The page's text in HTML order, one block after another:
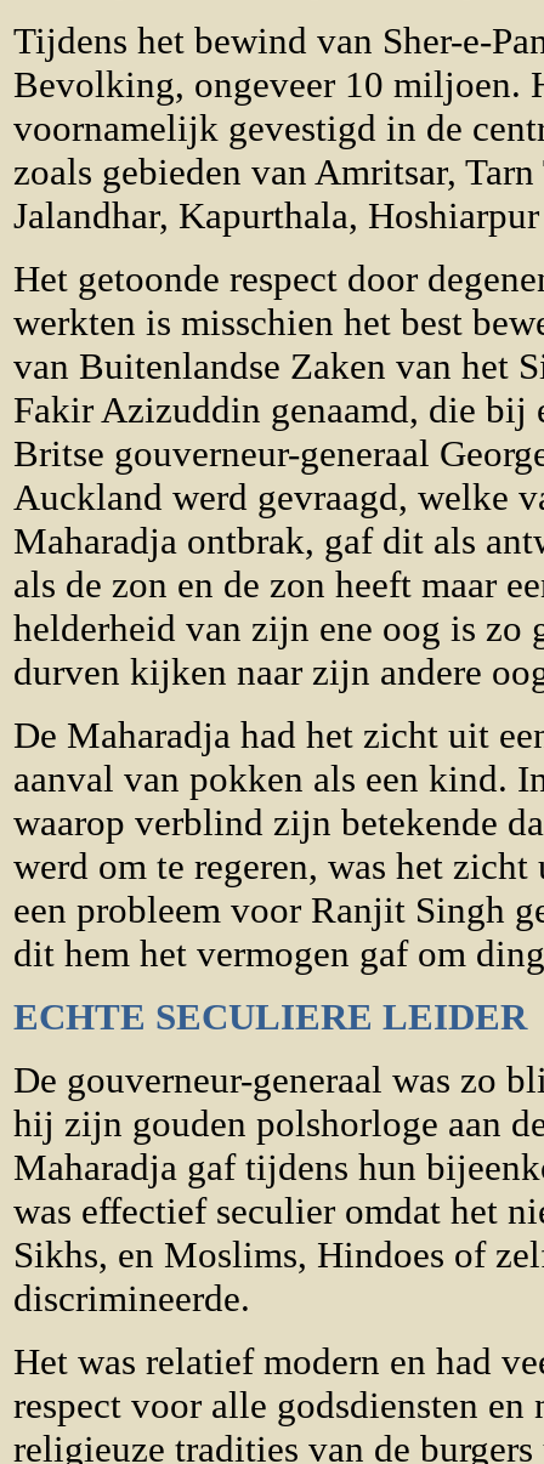
Tijdens het bewind van Sher-e-
Bevolking, ongeveer 10 miljoen.
voornamelijk gevestigd in de
zoals gebieden van Amritsar,
Jalandhar, Kapurthala,
Het getoonde respect door
werkten is misschien het best
van Buitenlandse Zaken van het
Fakir Azizuddin genaamd, die bij
Britse gouverneur-generaal
Auckland werd gevraagd, welke
Maharadja ontbrak, gaf dit als
als de zon en de zon heeft maar
helderheid van zijn ene oog is zo
durven kijken naar zijn andere
De Maharadja had het zicht uit
aanval van pokken als een kind.
waarop verblind zijn betekende
werd om te regeren, was het
een probleem voor Ranjit Singh
dit hem het vermogen gaf om
ECHTE SECULIERE LEIDER
De gouverneur-generaal was zo
hij zijn gouden polshorloge aan
Maharadja gaf tijdens hun
was effectief seculier omdat het
Sikhs, en Moslims, Hindoes of
discrimineerde.
Het was relatief modern en had
respect voor alle godsdiensten en
religieuze tradities van de